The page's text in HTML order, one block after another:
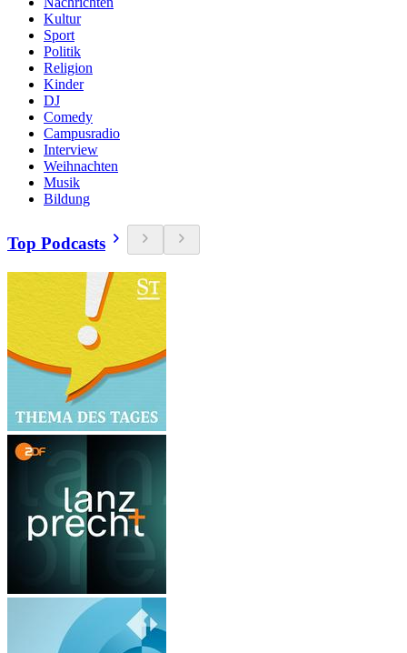
Kultur
Sport
Politik
Religion
Kinder
DJ
Comedy
Campusradio
Interview
Weihnachten
Musik
Bildung
Top Podcasts